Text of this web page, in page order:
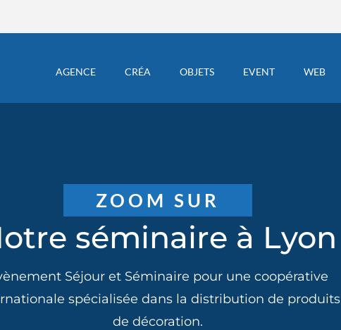
AGENCE CRÉA OBJETS EVENT WEB
ZOOM SUR
séminaire à Lyon
Séjour et Séminaire pour une coopérative
spécialisée dans la distribution de produits
de décoration.